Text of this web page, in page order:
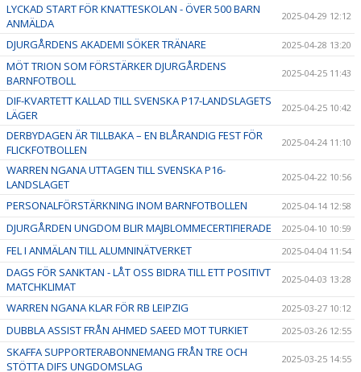
LYCKAD START FÖR KNATTESKOLAN - ÖVER 500 BARN
ANMÄLDA
2025-04-29 12:12
DJURGÅRDENS AKADEMI SÖKER TRÄNARE 2025-04-28 13:20
MÖT TRION SOM FÖRSTÄRKER DJURGÅRDENS
BARNFOTBOLL
2025-04-25 11:43
DIF-KVARTETT KALLAD TILL SVENSKA P17-LANDSLAGETS
LÄGER
2025-04-25 10:42
DERBYDAGEN ÄR TILLBAKA – EN BLÅRANDIG FEST FÖR
FLICKFOTBOLLEN
2025-04-24 11:10
WARREN NGANA UTTAGEN TILL SVENSKA P16-
LANDSLAGET
2025-04-22 10:56
PERSONALFÖRSTÄRKNING INOM BARNFOTBOLLEN 2025-04-14 12:58
DJURGÅRDEN UNGDOM BLIR MAJBLOMMECERTIFIERADE 2025-04-10 10:59
FEL I ANMÄLAN TILL ALUMNINÄTVERKET 2025-04-04 11:54
DAGS FÖR SANKTAN - LÅT OSS BIDRA TILL ETT POSITIVT
MATCHKLIMAT
2025-04-03 13:28
WARREN NGANA KLAR FÖR RB LEIPZIG 2025-03-27 10:12
DUBBLA ASSIST FRÅN AHMED SAEED MOT TURKIET 2025-03-26 12:55
SKAFFA SUPPORTERABONNEMANG FRÅN TRE OCH
STÖTTA DIFS UNGDOMSLAG
2025-03-25 14:55